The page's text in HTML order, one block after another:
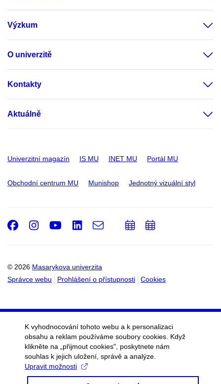
Výzkum
O univerzitě
Kontakty
Aktuálně
Univerzitní magazín IS MU INET MU Portál MU
Obchodní centrum MU Munishop Jednotný vizuální styl
© 2026 Masarykova univerzita
Správce webu
Prohlášení o přístupnosti Cookies
Facebook
Instagram
Youtube
LinkedIn
e-
PřidatPřidat
K vyhodnocování tohoto webu a k personalizaci
obsahu a reklam používáme soubory cookies. Když
klikněte na „přijmout cookies", poskytnete nám
souhlas k jejich uložení, správě a analýze.
Upravit možnosti